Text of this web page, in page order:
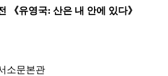
《유영국: 산은 내 안에 있다》
소문본관